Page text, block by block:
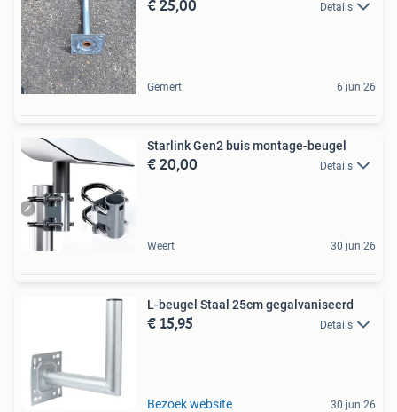
Details
Gemert 6 jun 26
Starlink Gen2 buis montage-beugel
€ 20,00 Details
Weert 30 jun 26
L-beugel Staal 25cm gegalvaniseerd
€ 15,95 Details
Bezoek website 30 jun 26